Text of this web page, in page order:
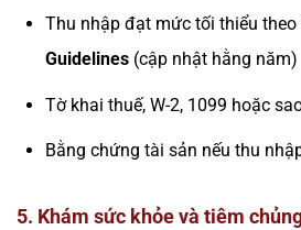
Thu nhập đạt mức tối thiểu theo
Guidelines(cập nhật hằng năm)
Tờ khai thuế, W-2, 1099 hoặc
Bằng chứng tài sản nếu thu
5. Khám sức khỏe và tiêm